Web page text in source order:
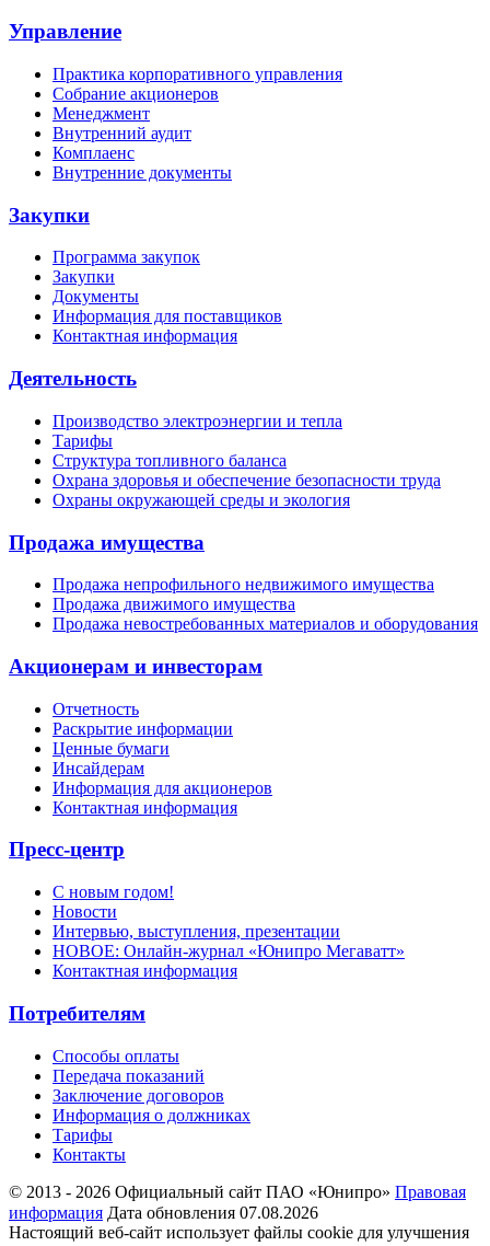
Управление
Практика корпоративного управления
Собрание акционеров
Менеджмент
Внутренний аудит
Комплаенс
Внутренние документы
Закупки
Программа закупок
Закупки
Документы
Информация для поставщиков
Контактная информация
Деятельность
Производство электроэнергии и тепла
Тарифы
Структура топливного баланса
Охрана здоровья и обеспечение безопасности труда
Охраны окружающей среды и экология
Продажа имущества
Продажа непрофильного недвижимого имущества
Продажа движимого имущества
Продажа невостребованных материалов и оборудования
Акционерам и инвесторам
Отчетность
Раскрытие информации
Ценные бумаги
Инсайдерам
Информация для акционеров
Контактная информация
Пресс-центр
С новым годом!
Новости
Интервью, выступления, презентации
НОВОЕ: Онлайн-журнал «Юнипро Мегаватт»
Контактная информация
Потребителям
Способы оплаты
Передача показаний
Заключение договоров
Информация о должниках
Тарифы
Контакты
© 2013 - 2026 Официальный сайт ПАО «Юнипро» Правовая
информация Дата обновления 07.08.2026
Настоящий веб-сайт использует файлы cookie для улучшения